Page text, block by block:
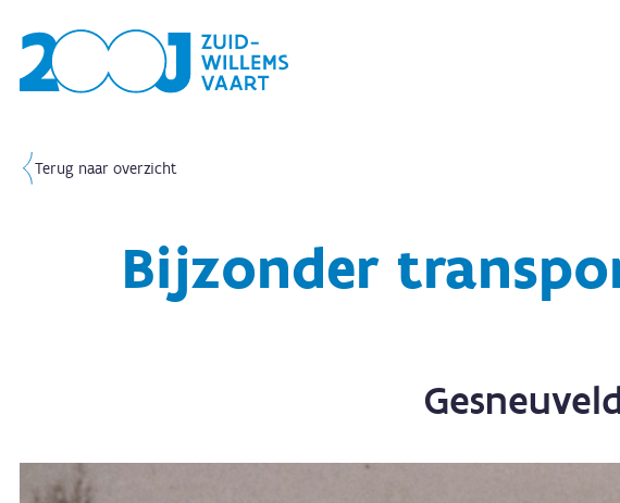
Terug naar overzicht
Bijzonder